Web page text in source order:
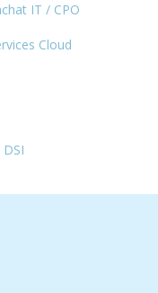
IT / CPO
Cloud